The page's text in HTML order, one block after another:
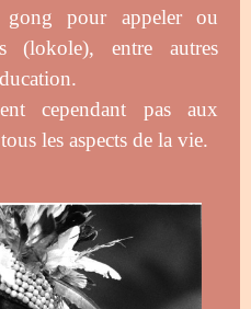
pour appeler ou
(lokole), entre autres
cependant pas aux
les aspects de la vie.